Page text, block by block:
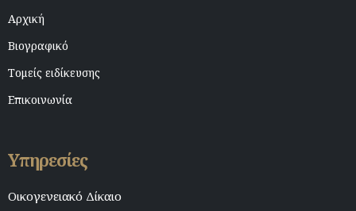
Αρχική
Βιογραφικό
Τομείς ειδίκευσης
Επικοινωνία
Υπηρεσίες
Οικογενειακό Δίκαιο